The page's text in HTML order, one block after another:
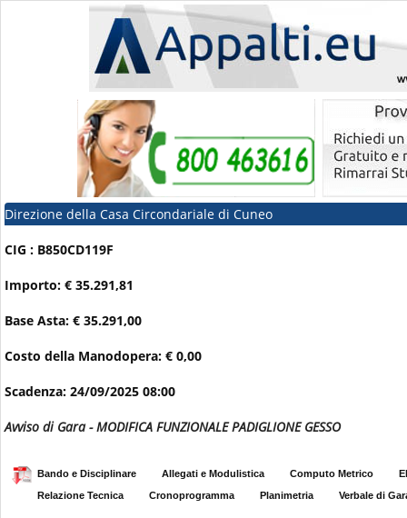
Direzione della Casa Circondariale di Cuneo
CIG : B850CD119F
Importo: € 35.291,81
Base Asta: € 35.291,00
Costo della Manodopera: € 0,00
Scadenza: 24/09/2025 08:00
Avviso di Gara - MODIFICA FUNZIONALE PADIGLIONE GESSO
Bando e Disciplinare Allegati e Modulistica Computo Metrico
Relazione Tecnica
Cronoprogramma Planimetria Verbale di